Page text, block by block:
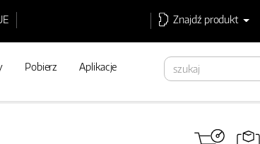
Znajdź produkt
Pobierz Aplikacje